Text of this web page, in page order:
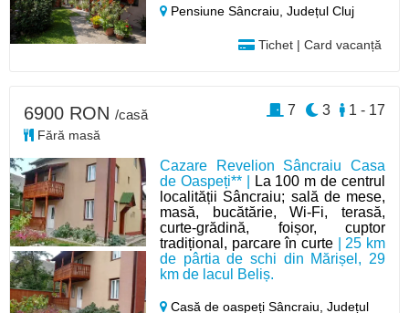
Pensiune Sâncraiu,Județul Cluj
Tichet | Card vacanță
Cazare Revelion Sâncraiu Casa
de Oaspeți** |
La 100 m de centrul
localității Sâncraiu; sală de mese,
masă, bucătărie, Wi-Fi, terasă,
curte-grădină, foișor, cuptor
tradițional, parcare în curte | 25 km
de pârtia de schi din Mărișel, 29
km de lacul Beliș.
Casă de oaspeți Sâncraiu,Județul
6900 RON /casă
Fără masă
1 - 17
3
7